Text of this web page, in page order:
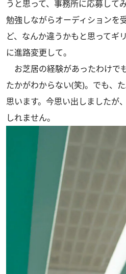
うと思って、事務所に応募して
勉強しながらオーディションを
ど、なんか違うかもと思ってギ
に進路変更して。
お芝居の経験があったわけで
たかがわからない(笑)。でも、
思います。今思い出しましたが
しれません。